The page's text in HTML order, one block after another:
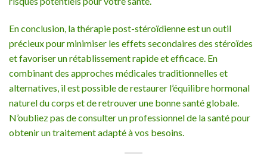
En conclusion, la thérapie post-stéroïdienne est un outil
précieux pour minimiser les effets secondaires des stéroïdes
et favoriser un rétablissement rapide et efficace. En
combinant des approches médicales traditionnelles et
alternatives, il est possible de restaurer l’équilibre hormonal
naturel du corps et de retrouver une bonne santé globale.
N’oubliez pas de consulter un professionnel de la santé pour
obtenir un traitement adapté à vos besoins.